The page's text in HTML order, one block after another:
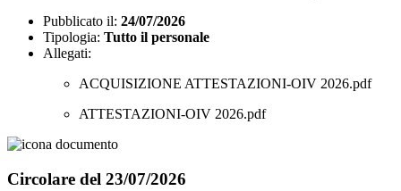
Pubblicato il: 24/07/2026
Tipologia: Tutto il personale
Allegati:
ACQUISIZIONE ATTESTAZIONI-OIV 2026.pdf
ATTESTAZIONI-OIV 2026.pdf
Circolare del 23/07/2026